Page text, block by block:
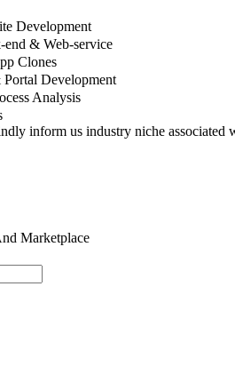
Development
& Web-service
Clones
Development
Analysis
inform us industry niche associated
Marketplace